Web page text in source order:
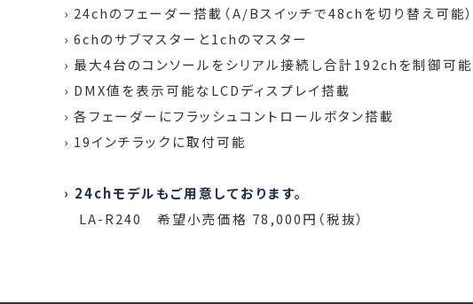
› 24chのフェーダー搭載（A/Bスイッチで48chを切り替え可能）
› 6chのサブマスターと1chのマスター
› 最大4台のコンソールをシリアル接続し合計192chを制御可能
› DMX値を表示可能なLCDディスプレイ搭載
› 各フェーダーにフラッシュコントロールボタン搭載
› 19インチラックに取付可能
› 24chモデルもご用意しております。
LA-R240 希望小売価格 78,000円（税抜）